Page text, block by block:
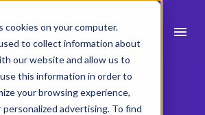
on your computer.
to collect information about
our website and allow us to
this information in order to
your browsing experience,
advertising. To find
menu
KOHT Arkitekter